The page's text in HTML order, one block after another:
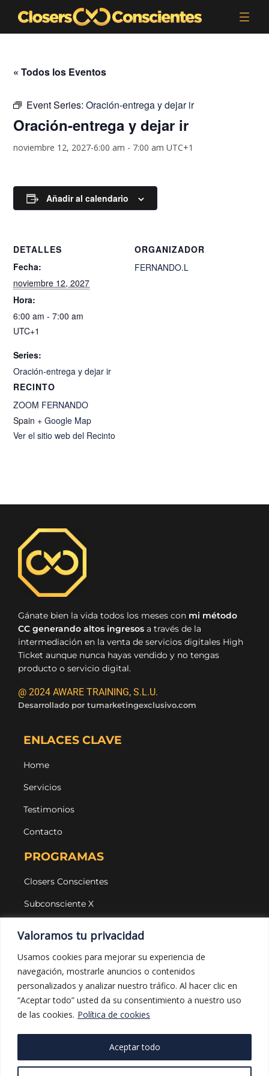
Valoramos tu privacidad
Usamos cookies para mejorar su experiencia de
navegación, mostrarle anuncios o contenidos
personalizados y analizar nuestro tráfico. Al hacer clic en
“Aceptar todo” usted da su consentimiento a nuestro uso
de las cookies. Política de cookies
Aceptar todo
« Todos los Eventos
Event Series:Oración-entrega y dejar ir
Oración-entrega y dejar ir
noviembre 12, 2027-6:00 am - 7:00 am UTC+1
Añadir al calendario
DETALLES
Fecha:
noviembre 12, 2027
Hora:
6:00 am - 7:00 am
UTC+1
Series:
Oración-entrega y dejar ir
RECINTO
ZOOM FERNANDO
Spain + Google Map
Ver el sitio web del Recinto
ORGANIZADOR
FERNANDO.L
Gánate bien la vida todos los meses con mi método
CC generando altos ingresos a través de la
intermediación en la venta de servicios digitales High
Ticket aunque nunca hayas vendido y no tengas
producto o servicio digital.
@ 2024 AWARE TRAINING, S.L.U.
Desarrollado por tumarketingexclusivo.com
ENLACES CLAVE
Home
Servicios
Testimonios
Contacto
PROGRAMAS
Closers Conscientes
Subconsciente X
LEGAL Y PROTECCIÓN
Aviso legal
Política de privacidad
Política de cookies